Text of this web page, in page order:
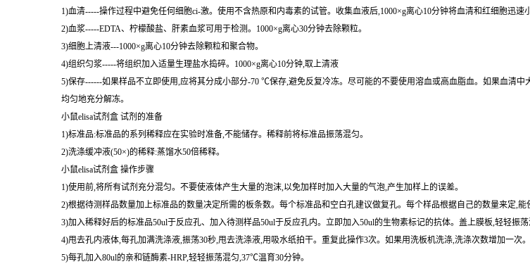
1)血清-----操作过程中避免任何细胞ci-激。使用不含热原和内毒素的试管。收集血液后,1000×g离心10分钟将血清和红细胞迅速
2)血浆-----EDTA、柠檬酸盐、肝素血浆可用于检测。1000×g离心30分钟去除颗粒。
3)细胞上清液---1000×g离心10分钟去除颗粒和聚合物。
4)组织匀浆-----将组织加入适量生理盐水捣碎。1000×g离心10分钟,取上清液
5)保存------如果样品不立即使用,应将其分成小部分-70 ℃保存,避免反复冷冻。尽可能的不要使用溶血或高血脂血。如果血清
均匀地充分解冻。
小鼠elisa试剂盒 试剂的准备
1)标准品:标准品的系列稀释应在实验时准备,不能储存。稀释前将标准品振荡混匀。
2)洗涤缓冲液(50×)的稀释:蒸馏水50倍稀释。
小鼠elisa试剂盒 操作步骤
1)使用前,将所有试剂充分混匀。不要使液体产生大量的泡沫,以免加样时加入大量的气泡,产生加样上的误差。
2)根据待测样品数量加上标准品的数量决定所需的板条数。每个标准品和空白孔建议做复孔。每个样品根据自己的数量来定,
3)加入稀释好后的标准品50ul于反应孔、加入待测样品50ul于反应孔内。立即加入50ul的生物素标记的抗体。盖上膜板,轻轻振
4)甩去孔内液体,每孔加满洗涤液,振荡30秒,甩去洗涤液,用吸水纸拍干。重复此操作3次。如果用洗板机洗涤,洗涤次数增加一次。
5)每孔加入80ul的亲和链酶素-HRP,轻轻振荡混匀,37℃温育30分钟。